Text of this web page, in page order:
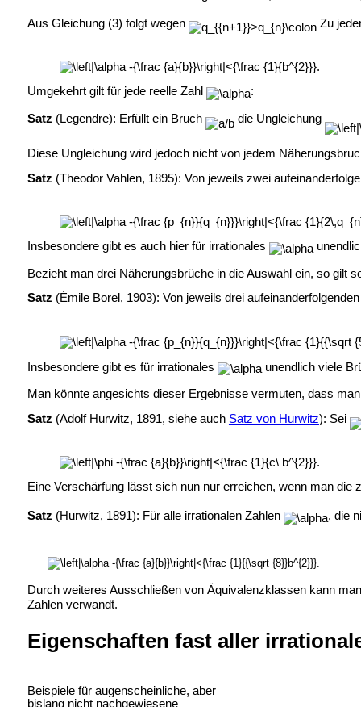
Aus Gleichung (3) folgt wegen Zu
Umgekehrt gilt für jede reelle Zahl :
Satz (Legendre): Erfüllt ein Bruch die Ungleichung
Diese Ungleichung wird jedoch nicht von jedem
Satz (Theodor Vahlen, 1895): Von jeweils zwei
Insbesondere gibt es auch hier für irrationales
Bezieht man drei Näherungsbrüche in die Auswahl ein, so gilt
Satz (Émile Borel, 1903): Von jeweils drei
Insbesondere gibt es für irrationales unendlich viele
Man könnte angesichts dieser Ergebnisse vermuten, dass
Satz (Adolf Hurwitz, 1891, siehe auch Satz von Hurwitz): Sei
Eine Verschärfung lässt sich nun nur erreichen, wenn man die
Satz (Hurwitz, 1891): Für alle irrationalen Zahlen , die
Durch weiteres Ausschließen von Äquivalenzklassen kann
Zahlen verwandt.
Eigenschaften fast aller
Beispiele für augenscheinliche, aber
bislang nicht nachgewiesene